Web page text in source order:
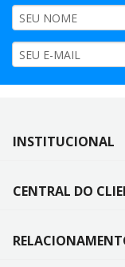
FORMAS
FORMAS DE
PAGAMENTO
INSTITUCIONAL
CENTRAL DO